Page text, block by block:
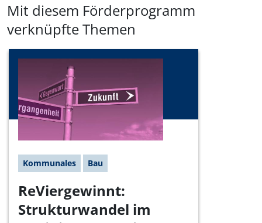
Mit diesem Förderprogramm
verknüpfte Themen
Kommunales Bau
ReViergewinnt:
Strukturwandel im